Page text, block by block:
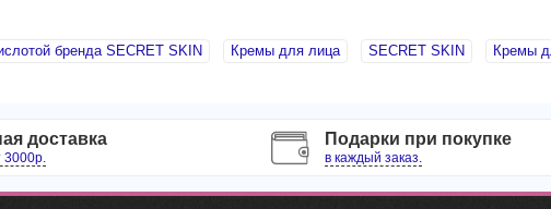
бренда SECRET SKIN Кремы для лица SECRET SKIN Кремы
доставка
3000р.
Подарки при покупке
в каждый заказ.